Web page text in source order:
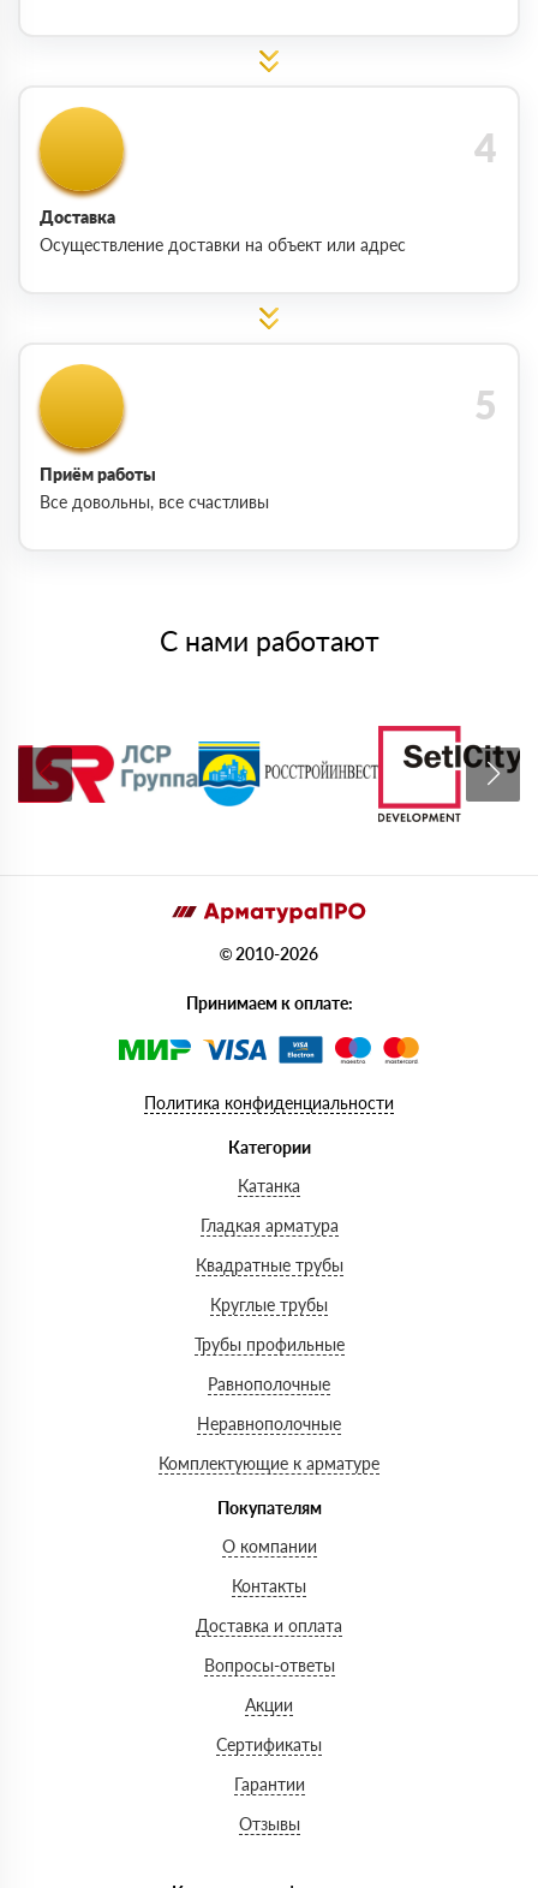
Доставка
Осуществление доставки на объект или адрес
Приём работы
Все довольны, все счастливы
С нами работают
© 2010-2026
Принимаем к оплате:
Политика конфиденциальности
Категории
Катанка
Гладкая арматура
Квадратные трубы
Круглые трубы
Трубы профильные
Равнополочные
Неравнополочные
Комплектующие к арматуре
Покупателям
О компании
Контакты
Доставка и оплата
Вопросы-ответы
Акции
Сертификаты
Гарантии
Отзывы